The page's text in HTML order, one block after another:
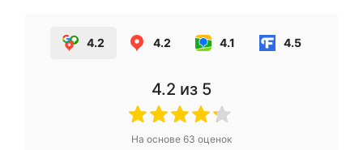
4.2 4.2 4.1 4.5
4.2 из 5
На основе 63 оценок